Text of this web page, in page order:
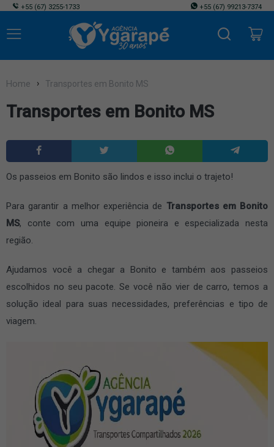
+55 (67) 3255-1733 +55 (67) 99213-7374
Home Transportes em Bonito MS
Transportes em Bonito MS
Os passeios em Bonito são lindos e isso inclui o trajeto!
Para garantir a melhor experiência de Transportes em Bonito
MS, conte com uma equipe pioneira e especializada nesta
região.
Ajudamos você a chegar a Bonito e também aos passeios
escolhidos no seu pacote. Se você não vier de carro, temos a
solução ideal para suas necessidades, preferências e tipo de
viagem.